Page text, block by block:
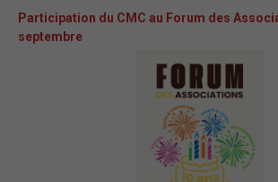
Participation du CMC au Forum des
septembre